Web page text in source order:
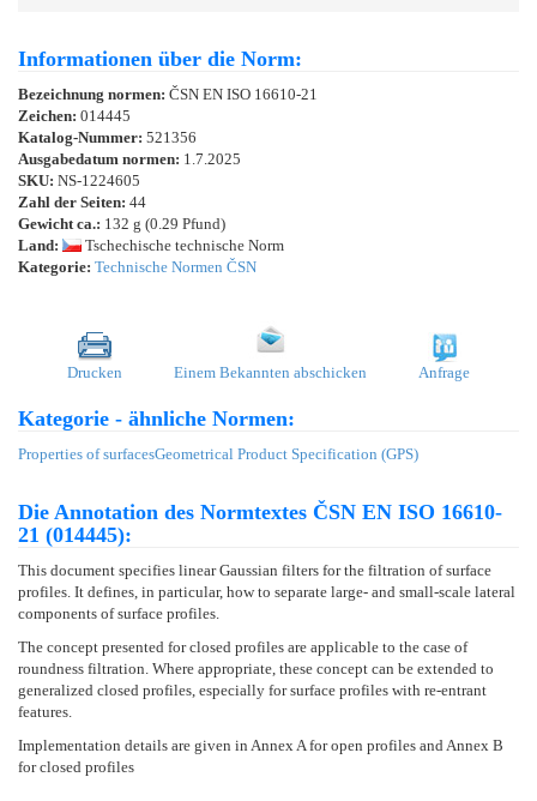
Informationen über die Norm:
Bezeichnung normen: ČSN EN ISO 16610-21
Zeichen: 014445
Katalog-Nummer: 521356
Ausgabedatum normen: 1.7.2025
SKU: NS-1224605
Zahl der Seiten: 44
Gewicht ca.: 132 g (0.29 Pfund)
Land:
Tschechische technische Norm
Kategorie: Technische Normen ČSN
Drucken Einem Bekannten abschicken Anfrage
Kategorie - ähnliche Normen:
Properties of surfacesGeometrical Product Specification (GPS)
Die Annotation des Normtextes ČSN EN ISO 16610-
21 (014445):
This document specifies linear Gaussian filters for the filtration of surface
profiles. It defines, in particular, how to separate large- and small-scale lateral
components of surface profiles.
The concept presented for closed profiles are applicable to the case of
roundness filtration. Where appropriate, these concept can be extended to
generalized closed profiles, especially for surface profiles with re-entrant
features.
Implementation details are given in Annex A for open profiles and Annex B
for closed profiles